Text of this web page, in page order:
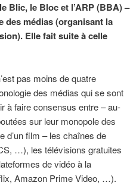
Blic, le Bloc et l’ARP (BBA) –
des médias (organisant la
Elle fait suite à celle
pas moins de quatre
des médias qui se sont
à faire consensus entre – au-
sur leur monopole des
d’un film – les chaînes de
…), les télévisions gratuites
de vidéo à la
Amazon Prime Video, …).